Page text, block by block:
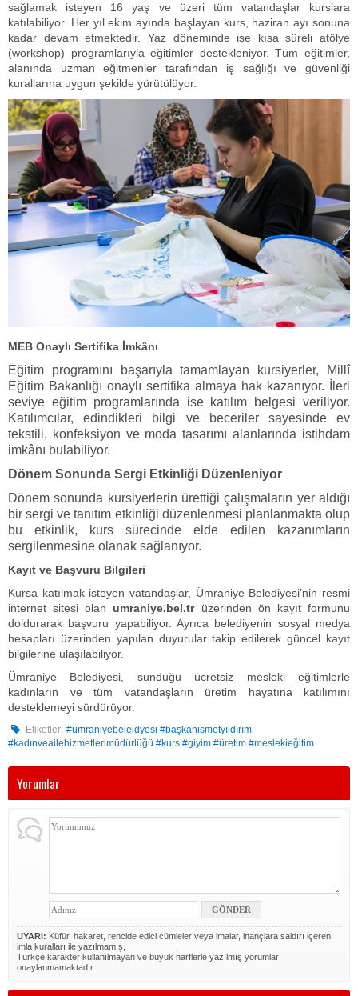
sağlamak isteyen 16 yaş ve üzeri tüm vatandaşlar kurslara
katılabiliyor. Her yıl ekim ayında başlayan kurs, haziran ayı sonuna
kadar devam etmektedir. Yaz döneminde ise kısa süreli atölye
(workshop) programlarıyla eğitimler destekleniyor. Tüm eğitimler,
alanında uzman eğitmenler tarafından iş sağlığı ve güvenliği
kurallarına uygun şekilde yürütülüyor.
MEB Onaylı Sertifika İmkânı
Eğitim programını başarıyla tamamlayan kursiyerler, Millî
Eğitim Bakanlığı onaylı sertifika almaya hak kazanıyor. İleri
seviye eğitim programlarında ise katılım belgesi veriliyor.
Katılımcılar, edindikleri bilgi ve beceriler sayesinde ev
tekstili, konfeksiyon ve moda tasarımı alanlarında istihdam
imkânı bulabiliyor.
Dönem Sonunda Sergi Etkinliği Düzenleniyor
Dönem sonunda kursiyerlerin ürettiği çalışmaların yer aldığı
bir sergi ve tanıtım etkinliği düzenlenmesi planlanmakta olup
bu etkinlik, kurs sürecinde elde edilen kazanımların
sergilenmesine olanak sağlanıyor.
Kayıt ve Başvuru Bilgileri
Kursa katılmak isteyen vatandaşlar, Ümraniye Belediyesi’nin resmi
internet sitesi olan umraniye.bel.trüzerinden ön kayıt formunu
doldurarak başvuru yapabiliyor. Ayrıca belediyenin sosyal medya
hesapları üzerinden yapılan duyurular takip edilerek güncel kayıt
bilgilerine ulaşılabiliyor.
Ümraniye Belediyesi, sunduğu ücretsiz mesleki eğitimlerle
kadınların ve tüm vatandaşların üretim hayatına katılımını
desteklemeyi sürdürüyor.
Etiketler: #ümraniyebeleidyesi #başkanismetyıldırım
#kadınveailehizmetlerimüdürlüğü #kurs #giyim #üretim #meslekieğitim
Yorumlar
UYARI: Küfür, hakaret, rencide edici cümleler veya imalar, inançlara saldırı içeren,
imla kuralları ile yazılmamış,
Türkçe karakter kullanılmayan ve büyük harflerle yazılmış yorumlar
onaylanmamaktadır.